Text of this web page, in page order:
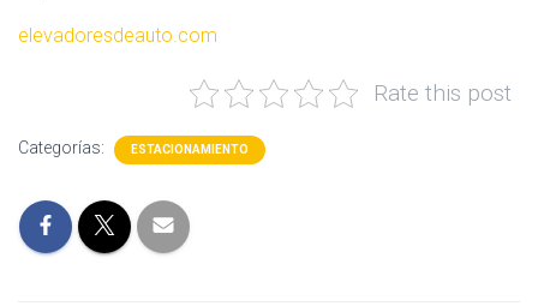
elevadoresdeauto.com
Rate this post
Categorías: ESTACIONAMIENTO